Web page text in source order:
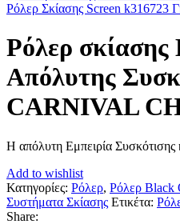
Ρόλερ Σκίασης Screen k316723
Ρόλερ
Απόλυτης
CARNIVAL
Η απόλυτη Εμπειρία
Add to wishlist
Κατηγορίες: Ρόλερ, Ρόλερ Black
Συστήματα Σκίασης Ετικέτα:
Share: